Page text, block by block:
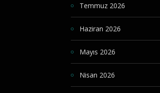
Temmuz 2026
Haziran 2026
Mayıs 2026
Nisan 2026